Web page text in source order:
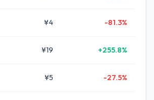
¥4 -81.3%
¥19 +255.8%
¥5 -27.5%